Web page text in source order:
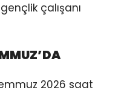
çalışanı
2026 saat